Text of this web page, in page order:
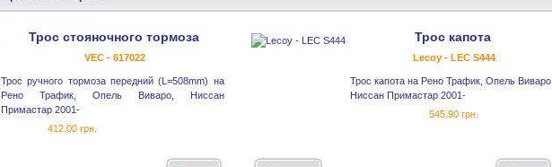
Трос стояночного тормоза
VEC - 617022
Трос ручного тормоза передний (L=508mm) на
Рено Трафик, Опель Виваро, Ниссан
Примастар 2001-
412.00 грн.
Трос капота
Lecoy - LEC S444
Трос капота на Рено Трафик, Опель Виваро,
Ниссан Примастар 2001-
545.90 грн.